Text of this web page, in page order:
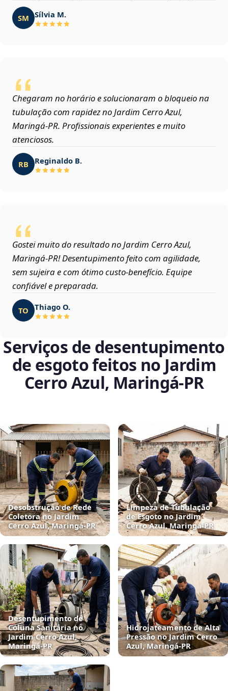
SM Sílvia M.
Chegaram no horário e solucionaram o bloqueio na
tubulação com rapidez no Jardim Cerro Azul,
Maringá‑PR. Profissionais experientes e muito
atenciosos.
RB Reginaldo B.
Gostei muito do resultado no Jardim Cerro Azul,
Maringá‑PR! Desentupimento feito com agilidade,
sem sujeira e com ótimo custo-benefício. Equipe
confiável e preparada.
TO Thiago O.
Serviços de desentupimento
de esgoto feitos no Jardim
Cerro Azul, Maringá‑PR
Desobstrução de Rede
Coletora no Jardim
Cerro Azul, Maringá‑PR
Limpeza de Tubulação
de Esgoto no Jardim
Cerro Azul, Maringá‑PR
Desentupimento de
Coluna Sanitária no
Jardim Cerro Azul,
Maringá‑PR
Hidrojateamento de Alta
Pressão no Jardim Cerro
Azul, Maringá‑PR